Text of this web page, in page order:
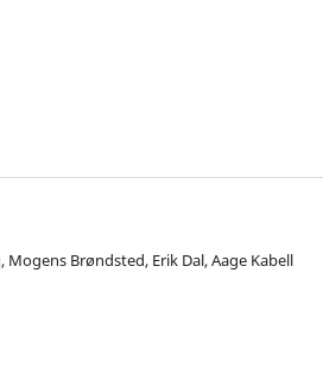
Brøndsted, Erik Dal, Aage Kabell